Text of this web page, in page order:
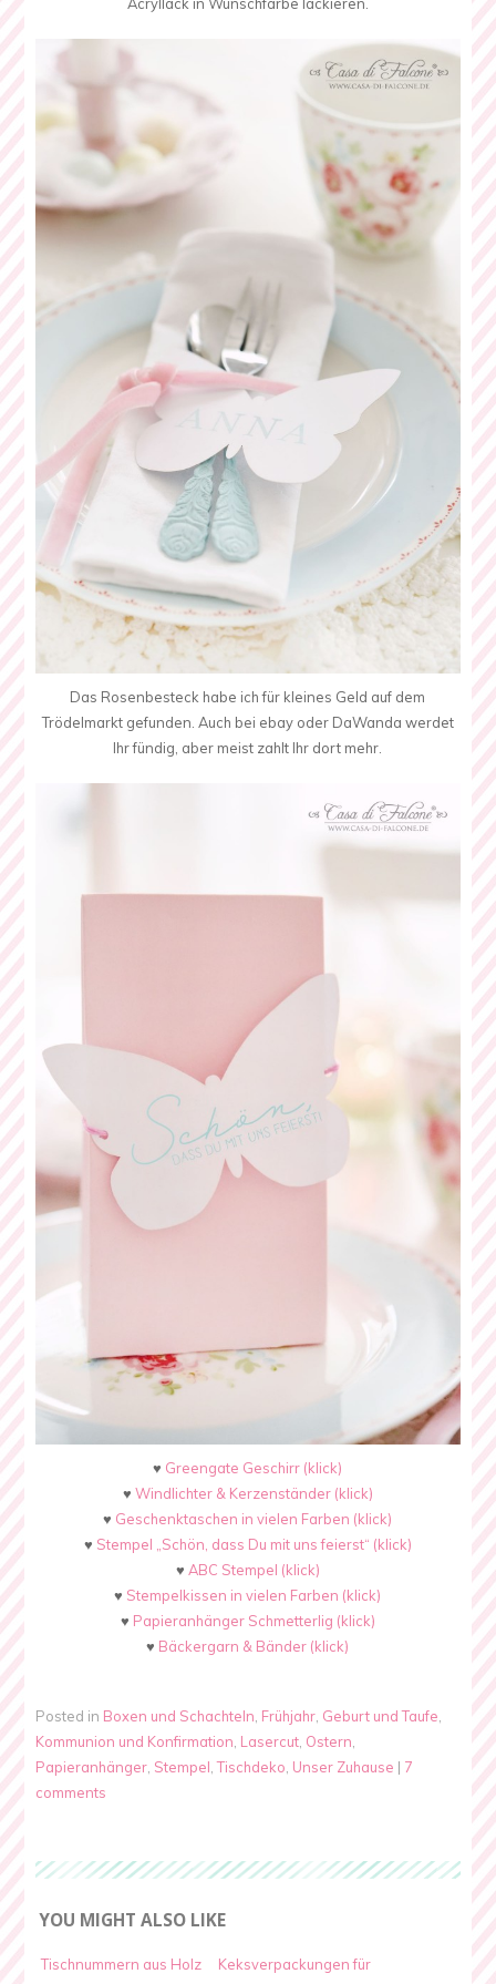
Das Rosenbesteck habe ich für kleines Geld auf dem
Trödelmarkt gefunden. Auch bei ebay oder DaWanda werdet
Ihr fündig, aber meist zahlt Ihr dort mehr.
♥ Greengate Geschirr (klick)
♥ Windlichter & Kerzenständer (klick)
♥ Geschenktaschen in vielen Farben (klick)
♥ Stempel „Schön, dass Du mit uns feierst“ (klick)
♥ ABC Stempel (klick)
♥ Stempelkissen in vielen Farben (klick)
♥ Papieranhänger Schmetterlig (klick)
♥ Bäckergarn & Bänder (klick)
Posted in Boxen und Schachteln Frühjahr Geburt und Taufe
Kommunion und Konfirmation Lasercut Ostern
Papieranhänger Stempel ,Tischdeko Unser Zuhause | 7
comments
YOU MIGHT ALSO LIKE
Tischnummern aus Holz
Keksverpackungen für